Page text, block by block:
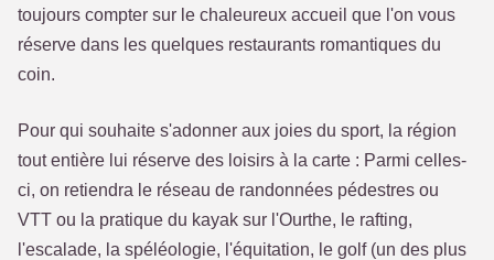
toujours compter sur le chaleureux accueil que l'on vous
réserve dans les quelques restaurants romantiques du
coin.
Pour qui souhaite s'adonner aux joies du sport, la région
tout entière lui réserve des loisirs à la carte : Parmi celles-
ci, on retiendra le réseau de randonnées pédestres ou
VTT ou la pratique du kayak sur l'Ourthe, le rafting,
l'escalade, la spéléologie, l'équitation, le golf (un des plus